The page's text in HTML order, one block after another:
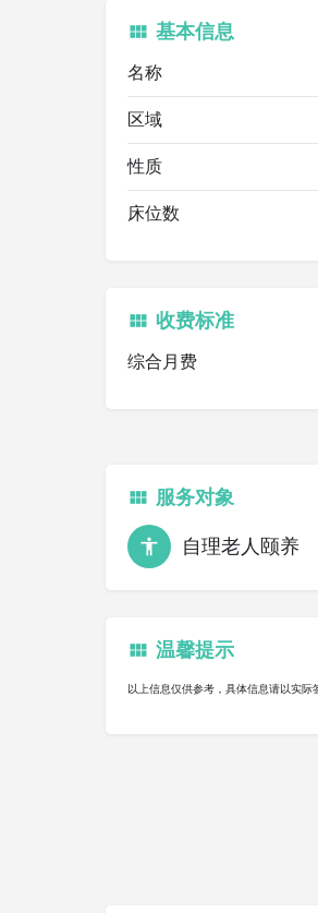
基本信息
名称
区域
性质
床位数
收费标准
综合月费
服务对象
自理老人颐养
温馨提示
以上信息仅供参考，具体信息请以实